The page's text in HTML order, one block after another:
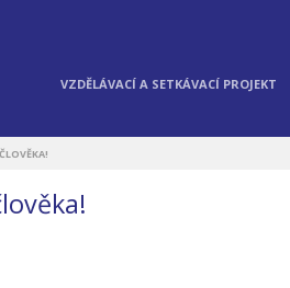
VZDĚLÁVACÍ A SETKÁVACÍ PROJEKT